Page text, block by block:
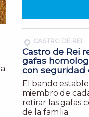
CASTRO DE REI
Castro de Rei
gafas
con seguridad
El bando
miembro de
retirar las gafas
de la familia